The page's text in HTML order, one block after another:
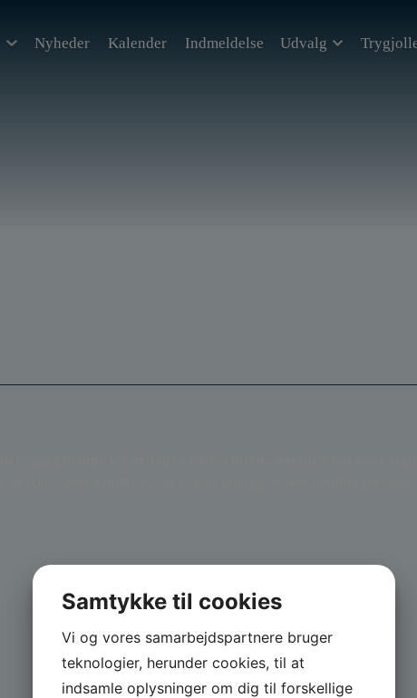
Nyheder Kalender Indmeldelse Udvalg
Samtykke til cookies
Vi og vores samarbejdspartnere bruger
teknologier, herunder cookies, til at
indsamle oplysninger om dig til forskellige